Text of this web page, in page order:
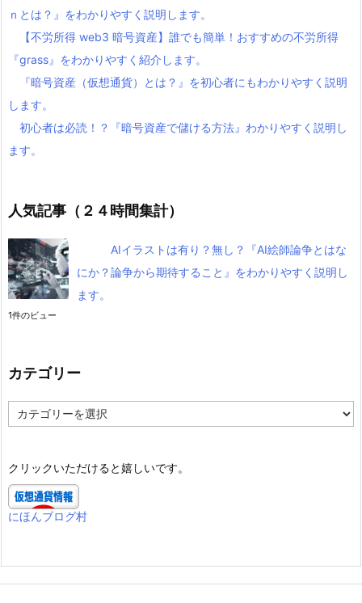
ｎとは？』をわかりやすく説明します。
【不労所得 web3 暗号資産】誰でも簡単！おすすめの不労所得
『grass』をわかりやすく紹介します。
『暗号資産（仮想通貨）とは？』を初心者にもわかりやすく説明
します。
初心者は必読！？『暗号資産で儲ける方法』わかりやすく説明し
ます。
人気記事（２４時間集計）
AIイラストは有り？無し？『AI絵師論争とはな
にか？論争から期待すること』をわかりやすく説明し
ます。
1件のビュー
カテゴリー
テ
ー
クリックいただけると嬉しいです。
にほんブログ村